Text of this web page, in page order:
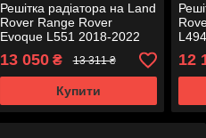
Решітка радіатора на Land
Rover Range Rover
Evoque L551 2018-2022
року
13 050₴ 13 311 ₴
Купити
12